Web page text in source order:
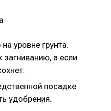
уровне грунта.
загниванию, а если
посадке
удобрения.